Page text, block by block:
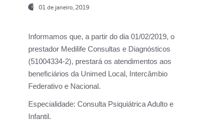
01 de janeiro, 2019
Informamos que, a partir do dia 01/02/2019, o
prestador Medilife Consultas e Diagnósticos
(51004334-2), prestará os atendimentos aos
beneficiários da Unimed Local, Intercâmbio
Federativo e Nacional.
Especialidade: Consulta Psiquiátrica Adulto e
Infantil.